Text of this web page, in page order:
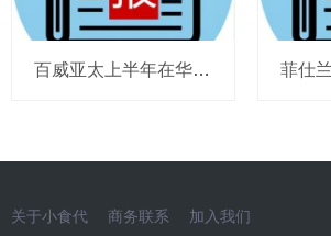
百威亚太上半年在华量跌价升，东鹏饮料上半年收入近125亿，热浪让梦龙冰淇淋欧洲大卖，徐福记发拼多多店铺说明，泸溪河桃酥再次上架山姆
关于小食代 商务联系 加入我们